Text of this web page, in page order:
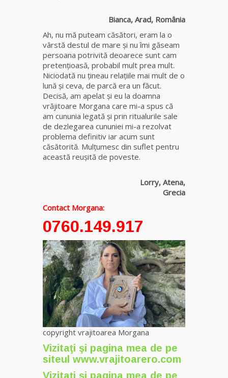
Cea mai
puternică
de magie
albă și
Vanessa
Morgana,
negre
Vrăjitoarea
Elena
Minodora
a revenit
din
Ierusalim
Bianca, Arad, România
Ah, nu mă puteam căsători, eram la o
vârstă destul de mare și nu îmi găseam
persoana potrivită deoarece sunt cam
pretențioasă, probabil mult prea mult.
Niciodată nu țineau relațiile mai mult de o
lună și ceva, de parcă era un făcut.
Decisă, am apelat și eu la doamna
vrăjitoare Morgana care mi-a spus că
am cununia legată și prin ritualurile sale
de dezlegarea cununiei mi-a rezolvat
problema definitiv iar acum sunt
căsătorită. Mulțumesc din suflet pentru
această reușită de poveste.
Lorry, Atena,
Grecia
Contact Morgana:
0760.149.917
copyright vrajitoarea Morgana
Vizitaţi şi pagina mea de pe
siteul www.vrajitoarero.com
Vizitaţi şi pagina mea de pe